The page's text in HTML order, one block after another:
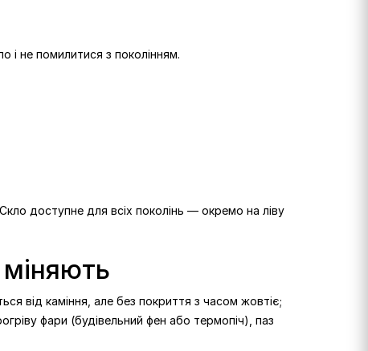
і не помилитися з поколінням.
доступне для всіх поколінь — окремо на ліву
від каміння, але без покриття з часом жовтіє;
фари (будівельний фен або термопіч), паз